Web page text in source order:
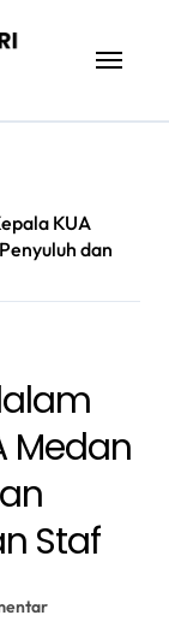
KUA
dan
Medan
Staf